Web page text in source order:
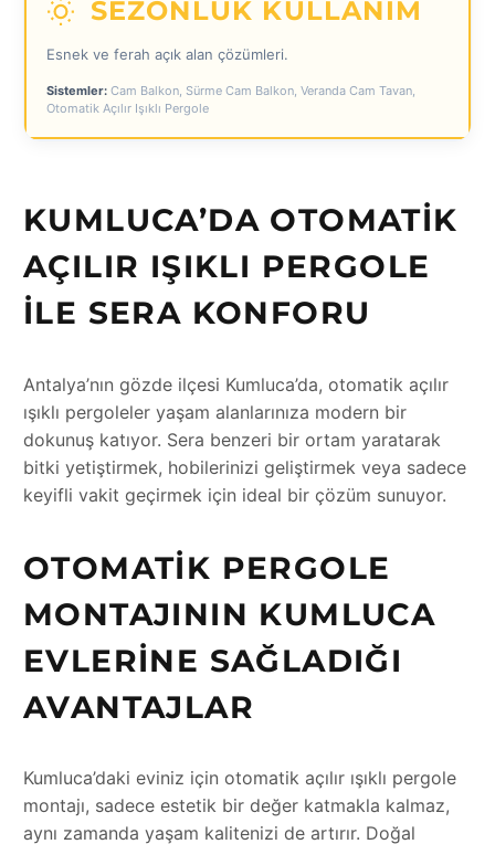
SEZONLUK KULLANIM
Esnek ve ferah açık alan çözümleri.
Sistemler: Cam Balkon, Sürme Cam Balkon, Veranda Cam Tavan,
Otomatik Açılır Işıklı Pergole
KUMLUCA’DA OTOMATIK
AÇILIR IŞIKLI PERGOLE
ILE SERA KONFORU
Antalya’nın gözde ilçesi Kumluca’da, otomatik açılır
ışıklı pergoleler yaşam alanlarınıza modern bir
dokunuş katıyor. Sera benzeri bir ortam yaratarak
bitki yetiştirmek, hobilerinizi geliştirmek veya sadece
keyifli vakit geçirmek için ideal bir çözüm sunuyor.
OTOMATIK PERGOLE
MONTAJININ KUMLUCA
EVLERINE SAĞLADIĞI
AVANTAJLAR
Kumluca’daki eviniz için otomatik açılır ışıklı pergole
montajı, sadece estetik bir değer katmakla kalmaz,
aynı zamanda yaşam kalitenizi de artırır. Doğal